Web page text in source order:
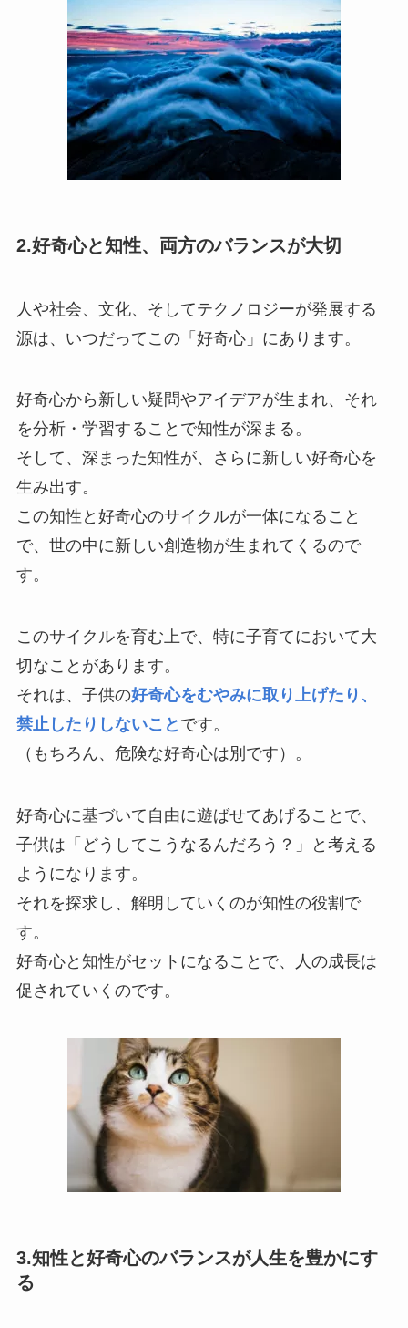
2.好奇心と知性、両方のバランスが大切
人や社会、文化、そしてテクノロジーが発展する
源は、いつだってこの「好奇心」にあります。
好奇心から新しい疑問やアイデアが生まれ、それ
を分析・学習することで知性が深まる。
そして、深まった知性が、さらに新しい好奇心を
生み出す。
この知性と好奇心のサイクルが一体になること
で、世の中に新しい創造物が生まれてくるので
す。
このサイクルを育む上で、特に子育てにおいて大
切なことがあります。
それは、子供の好奇心をむやみに取り上げたり、
禁止したりしないこと です。
（もちろん、危険な好奇心は別です）。
好奇心に基づいて自由に遊ばせてあげることで、
子供は「どうしてこうなるんだろう？」と考える
ようになります。
それを探求し、解明していくのが知性の役割で
す。
好奇心と知性がセットになることで、人の成長は
促されていくのです。
3.知性と好奇心のバランスが人生を豊かにす
る